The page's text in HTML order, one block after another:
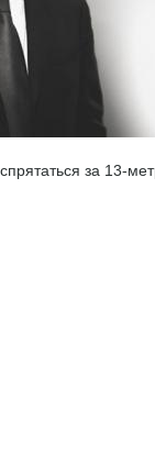
за 13-